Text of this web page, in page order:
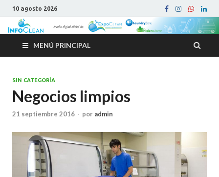
10 agosto 2026
MENÚ PRINCIPAL
SIN CATEGORÍA
Negocios limpios
21 septiembre 2016 - por admin